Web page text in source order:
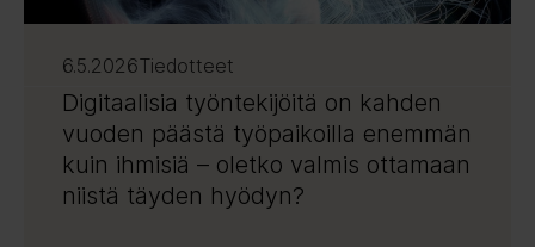
6.5.2026Tiedotteet
Digitaalisia työntekijöitä on kahden
vuoden päästä työpaikoilla enemmän
kuin ihmisiä – oletko valmis ottamaan
niistä täyden hyödyn?